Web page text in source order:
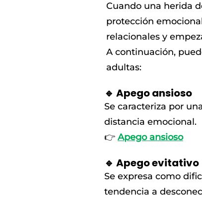
Cuando una herida
protección
relacionales y
A continuación,
adultas:
🔹 Apego ansioso
Se caracteriza por
distancia emocional.
👉 Apego ansioso
🔹 Apego evitativo
Se expresa como
tendencia a